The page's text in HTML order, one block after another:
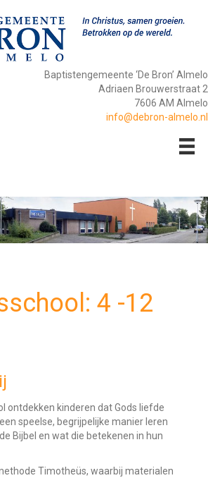
Baptistengemeente ‘De Bron’ Almelo
Adriaen Brouwerstraat 2
7606 AM Almelo
info@debron-almelo.nl
4 -12
ontdekken kinderen dat Gods liefde
speelse, begrijpelijke manier leren
Bijbel en wat die betekenen in hun
Timotheüs, waarbij materialen